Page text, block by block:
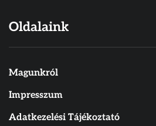
Oldalaink
Magunkról
Impresszum
Adatkezelési Tájékoztató